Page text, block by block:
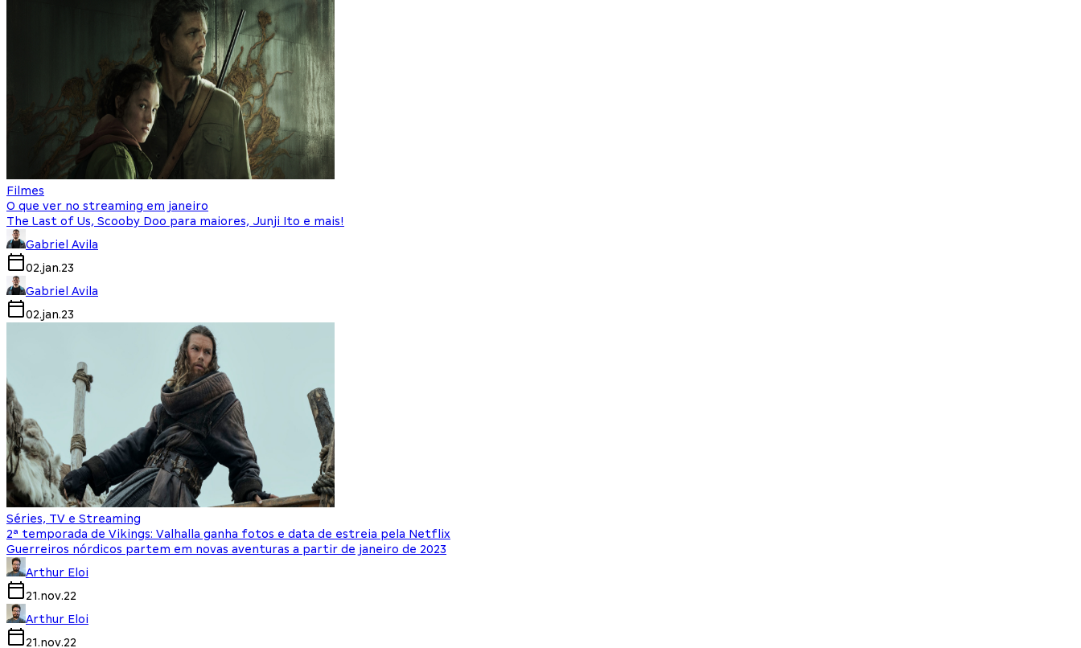
Filmes
O que ver no streaming em janeiro
The Last of Us, Scooby Doo para maiores, Junji Ito e mais!
Gabriel Avila
02.jan.23
Gabriel Avila
02.jan.23
Séries, TV e Streaming
2ª temporada de Vikings: Valhalla ganha fotos e data de estreia pela Netflix
Guerreiros nórdicos partem em novas aventuras a partir de janeiro de 2023
Arthur Eloi
21.nov.22
Arthur Eloi
21.nov.22